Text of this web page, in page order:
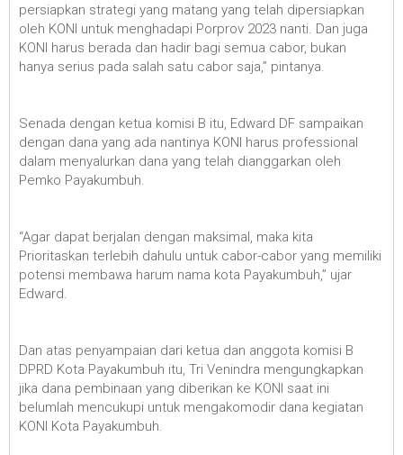
persiapkan strategi yang matang yang telah dipersiapkan
oleh KONI untuk menghadapi Porprov 2023 nanti. Dan juga
KONI harus berada dan hadir bagi semua cabor, bukan
hanya serius pada salah satu cabor saja,” pintanya.
Senada dengan ketua komisi B itu, Edward DF sampaikan
dengan dana yang ada nantinya KONI harus professional
dalam menyalurkan dana yang telah dianggarkan oleh
Pemko Payakumbuh.
“Agar dapat berjalan dengan maksimal, maka kita
Prioritaskan terlebih dahulu untuk cabor-cabor yang memiliki
potensi membawa harum nama kota Payakumbuh,” ujar
Edward.
Dan atas penyampaian dari ketua dan anggota komisi B
DPRD Kota Payakumbuh itu, Tri Venindra mengungkapkan
jika dana pembinaan yang diberikan ke KONI saat ini
belumlah mencukupi untuk mengakomodir dana kegiatan
KONI Kota Payakumbuh.